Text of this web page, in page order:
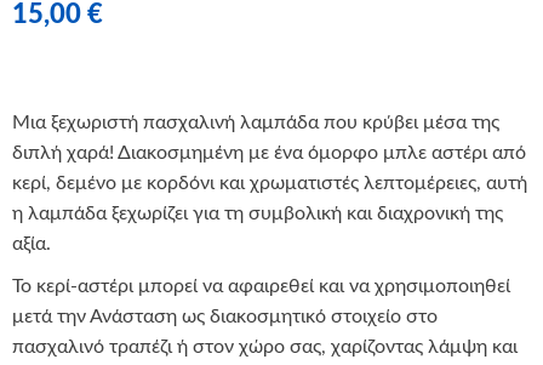
15,00 €
Μια ξεχωριστή πασχαλινή λαμπάδα που κρύβει μέσα της
διπλή χαρά! Διακοσμημένη με ένα όμορφο μπλε αστέρι από
κερί, δεμένο με κορδόνι και χρωματιστές λεπτομέρειες, αυτή
η λαμπάδα ξεχωρίζει για τη συμβολική και διαχρονική της
αξία.
Το κερί-αστέρι μπορεί να αφαιρεθεί και να χρησιμοποιηθεί
μετά την Ανάσταση ως διακοσμητικό στοιχείο στο
πασχαλινό τραπέζι ή στον χώρο σας, χαρίζοντας λάμψη και